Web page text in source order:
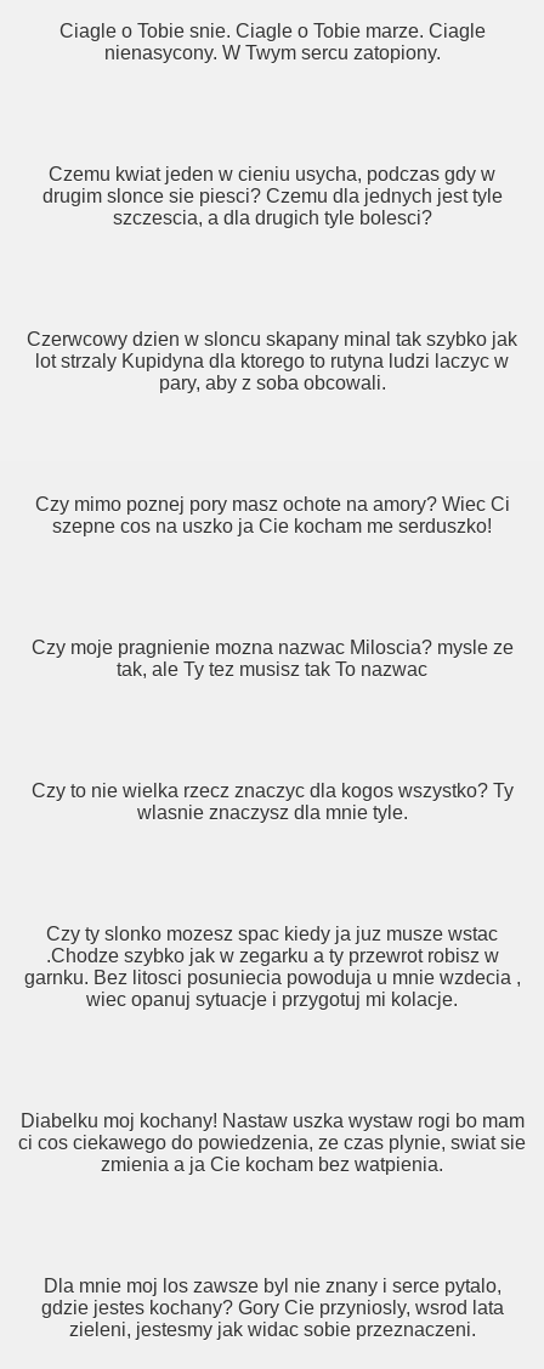
Ciagle o Tobie snie. Ciagle o Tobie marze. Ciagle
nienasycony. W Twym sercu zatopiony.
Czemu kwiat jeden w cieniu usycha, podczas gdy w
drugim slonce sie piesci? Czemu dla jednych jest tyle
szczescia, a dla drugich tyle bolesci?
Czerwcowy dzien w sloncu skapany minal tak szybko jak
lot strzaly Kupidyna dla ktorego to rutyna ludzi laczyc w
pary, aby z soba obcowali.
Czy mimo poznej pory masz ochote na amory? Wiec Ci
szepne cos na uszko ja Cie kocham me serduszko!
Czy moje pragnienie mozna nazwac Miloscia? mysle ze
tak, ale Ty tez musisz tak To nazwac
Czy to nie wielka rzecz znaczyc dla kogos wszystko? Ty
wlasnie znaczysz dla mnie tyle.
Czy ty slonko mozesz spac kiedy ja juz musze wstac
.Chodze szybko jak w zegarku a ty przewrot robisz w
garnku. Bez litosci posuniecia powoduja u mnie wzdecia ,
wiec opanuj sytuacje i przygotuj mi kolacje.
Diabelku moj kochany! Nastaw uszka wystaw rogi bo mam
ci cos ciekawego do powiedzenia, ze czas plynie, swiat sie
zmienia a ja Cie kocham bez watpienia.
Dla mnie moj los zawsze byl nie znany i serce pytalo,
gdzie jestes kochany? Gory Cie przyniosly, wsrod lata
zieleni, jestesmy jak widac sobie przeznaczeni.